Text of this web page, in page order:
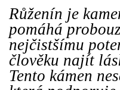
Růženín je
pomáhá
nejčistšímu
člověku najít
Tento kámen